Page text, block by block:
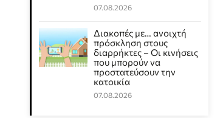
07.08.2026
Διακοπές με… ανοιχτή
πρόσκληση στους
διαρρήκτες – Οι κινήσεις
που μπορούν να
προστατεύσουν την
κατοικία
07.08.2026